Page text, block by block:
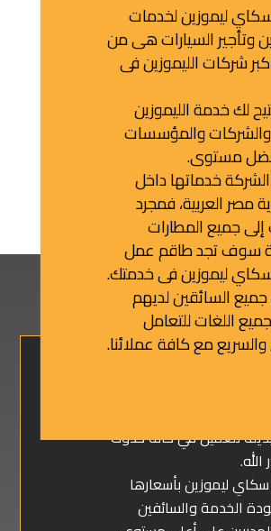
ليموزين لخدمات
وتأجير السيارات هى من
شركات الليموزين فى
لك خدمة الليموزين
والشركات والمؤسسات
مستوى.
خدماتها داخل
مصر العربية، فمجرد
جميع المطارات
سوف تجد طاقم عمل
ليموزين فى خدمتك.
جميع السائقين لديهم
اللغات للتعامل
مع كافة عملائنا.
تختار شركة سكاي
ليموزين؟
للعميل في حالة حدوث
ليموزين بأسعارها
الخدمة والسائفين